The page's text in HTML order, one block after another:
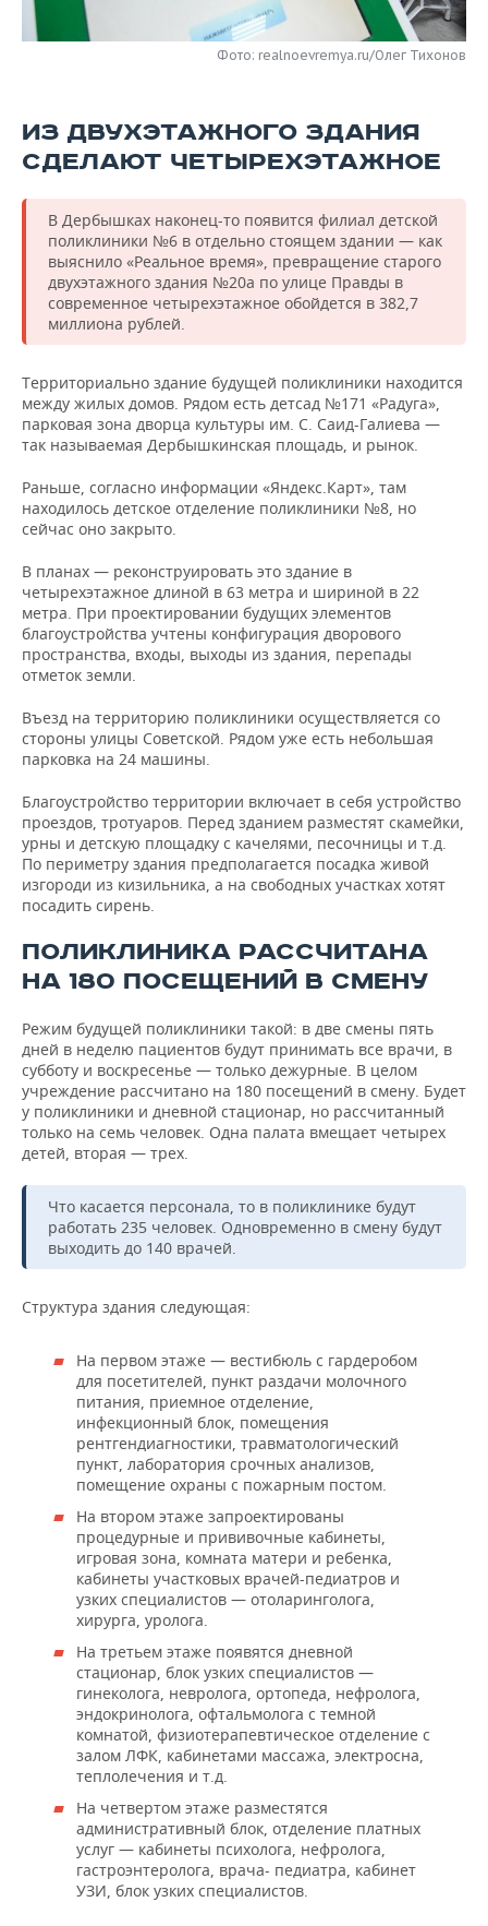
НЕФТЕХИМИЯ
ЭНЕРГЕТИКА
РОЗНИЧНАЯ ТОРГОВЛЯ
УСЛУГИ
НОВОСТИ ТЕХНОЛОГИЙ
МЕДИА
МЕРОПРИЯТИЯ
ВЫЕЗДНАЯ РЕДАКЦИЯ
ONLINE-КОНФЕРЕНЦИИ
ОТКРЫТАЯ ЛЕКЦИЯ
НОВОСТИ СПОРТА
ХОККЕЙ
БАСКЕТБОЛ
ВОЛЕЙБОЛ
КИБЕРСПОРТ
ФИГУРНОЕ КАТАНИЕ
ВОДНЫЕ ВИДЫ СПОРТА
ХОККЕЙ С МЯЧОМ
ОБЩЕСТВО
ВЛАСТЬ
ИНФРАСТРУКТУРА
ИСТОРИЯ
КУЛЬТУРА
МЕДИЦИНА
ОБРАЗОВАНИЕ
ПРОИСШЕСТВИЯ
СЮЖЕТЫ
СПРАВОЧНИК
СПИСОК ПЕРСОН
СПИСОК КОМПАНИЙ
ПОЛНАЯ ВЕРСИЯ
Фото: realnoevremya.ru/Олег Тихонов
ИЗ ДВУХЭТАЖНОГО ЗДАНИЯ
СДЕЛАЮТ ЧЕТЫРЕХЭТАЖНОЕ
В Дербышках наконец-то появится филиал детской
поликлиники №6 в отдельно стоящем здании — как
выяснило «Реальное время», превращение старого
двухэтажного здания №20а по улице Правды в
современное четырехэтажное обойдется в 382,7
миллиона рублей.
Территориально здание будущей поликлиники находится
между жилых домов. Рядом есть детсад №171 «Радуга»,
парковая зона дворца культуры им. С. Саид-Галиева —
так называемая Дербышкинская площадь, и рынок.
Раньше, согласно информации «Яндекс.Карт», там
находилось детское отделение поликлиники №8, но
сейчас оно закрыто.
В планах — реконструировать это здание в
четырехэтажное длиной в 63 метра и шириной в 22
метра. При проектировании будущих элементов
благоустройства учтены конфигурация дворового
пространства, входы, выходы из здания, перепады
отметок земли.
Въезд на территорию поликлиники осуществляется со
стороны улицы Советской. Рядом уже есть небольшая
парковка на 24 машины.
Благоустройство территории включает в себя устройство
проездов, тротуаров. Перед зданием разместят скамейки,
урны и детскую площадку с качелями, песочницы и т.д.
По периметру здания предполагается посадка живой
изгороди из кизильника, а на свободных участках хотят
посадить сирень.
ПОЛИКЛИНИКА РАССЧИТАНА
НА 180 ПОСЕЩЕНИЙ В СМЕНУ
Режим будущей поликлиники такой: в две смены пять
дней в неделю пациентов будут принимать все врачи, в
субботу и воскресенье — только дежурные. В целом
учреждение рассчитано на 180 посещений в смену. Будет
у поликлиники и дневной стационар, но рассчитанный
только на семь человек. Одна палата вмещает четырех
детей, вторая — трех.
Что касается персонала, то в поликлинике будут
работать 235 человек. Одновременно в смену будут
выходить до 140 врачей.
Структура здания следующая:
На первом этаже — вестибюль с гардеробом
для посетителей, пункт раздачи молочного
питания, приемное отделение,
инфекционный блок, помещения
рентгендиагностики, травматологический
пункт, лаборатория срочных анализов,
помещение охраны с пожарным постом.
На втором этаже запроектированы
процедурные и прививочные кабинеты,
игровая зона, комната матери и ребенка,
кабинеты участковых врачей-педиатров и
узких специалистов — отоларинголога,
хирурга, уролога.
На третьем этаже появятся дневной
стационар, блок узких специалистов —
гинеколога, невролога, ортопеда, нефролога,
эндокринолога, офтальмолога с темной
комнатой, физиотерапевтическое отделение с
залом ЛФК, кабинетами массажа, электросна,
теплолечения и т.д.
На четвертом этаже разместятся
административный блок, отделение платных
услуг — кабинеты психолога, нефролога,
гастроэнтеролога, врача- педиатра, кабинет
УЗИ, блок узких специалистов.